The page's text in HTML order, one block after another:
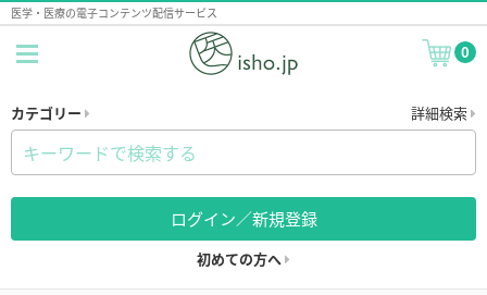
医学・医療の電子コンテンツ配信サービス
0
カテゴリー 詳細検索
ログイン／新規登録
初めての方へ